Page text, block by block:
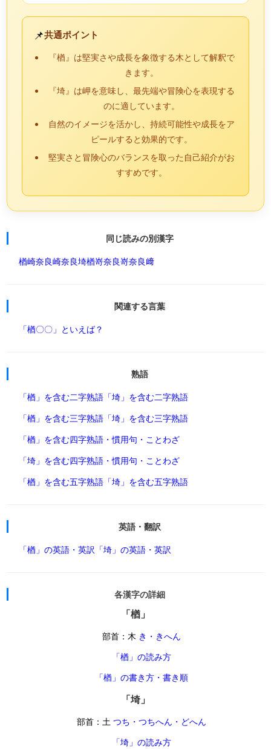
📌共通ポイント
『楢』は堅実さや成長を象徴する木として解釈で
きます。
『埼』は岬を意味し、最先端や冒険心を表現する
のに適しています。
自然のイメージを活かし、持続可能性や成長をア
ピールすると効果的です。
堅実さと冒険心のバランスを取った自己紹介がお
すすめです。
同じ読みの別漢字
楢崎奈良崎奈良埼楢嵜奈良嵜奈良﨑
関連する言葉
「楢〇〇」といえば？
熟語
「楢」を含む二字熟語 「埼」を含む二字熟語
「楢」を含む三字熟語 「埼」を含む三字熟語
「楢」を含む四字熟語・慣用句・ことわざ
「埼」を含む四字熟語・慣用句・ことわざ
「楢」を含む五字熟語 「埼」を含む五字熟語
英語・翻訳
「楢」の英語・英訳 「埼」の英語・英訳
各漢字の詳細
「楢」
部首：木 き・きへん
「楢」の読み方
「楢」の書き方・書き順
「埼」
部首：土 つち・つちへん・どへん
「埼」の読み方